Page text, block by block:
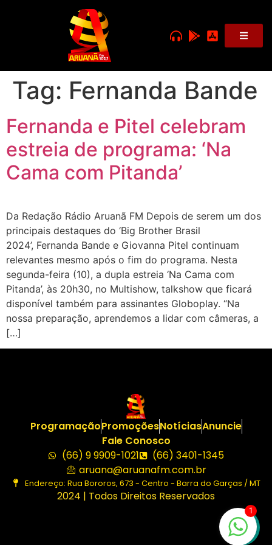
Tag: Fernanda Bande
Fernanda e Pitel celebram
estreia de programa: ‘Na
Cama com Pitanda’
Da Redação Rádio Aruanã FM Depois de serem um dos
principais destaques do ‘Big Brother Brasil
2024’, Fernanda Bande e Giovanna Pitel continuam
relevantes mesmo após o fim do programa. Nesta
segunda-feira (10), a dupla estreia ‘Na Cama com
Pitanda’, às 20h30, no Multishow, talkshow que ficará
disponível também para assinantes Globoplay. “Na
nossa preparação, aprendemos a lidar com câmeras, a
[…]
ProgramaçãoPromoçõesNotíciasAnuncie
Fale Conosco
(66) 9 9909-1021
(66) 3401-1345
aruana@aruanafm.com.br
Endereço: Rua Bororos, 673 - Centro - Barra do Garças / MT
2024 | Todos Direitos Reservados
1